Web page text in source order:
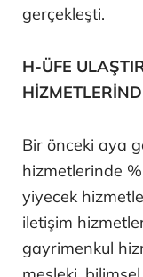
gerçekleşti.
H-ÜFE
Bir önceki aya
hizmetlerinde
yiyecek
iletişim
gayrimenkul